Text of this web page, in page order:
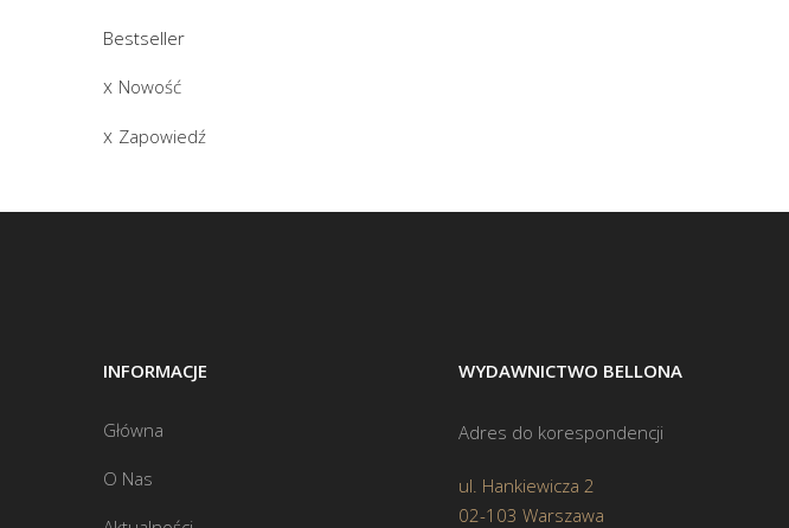
Bestseller
Nowość
Zapowiedź
INFORMACJE
Główna
O Nas
WYDAWNICTWO BELLONA
Adres do korespondencji
ul. Hankiewicza 2
02-103 Warszawa